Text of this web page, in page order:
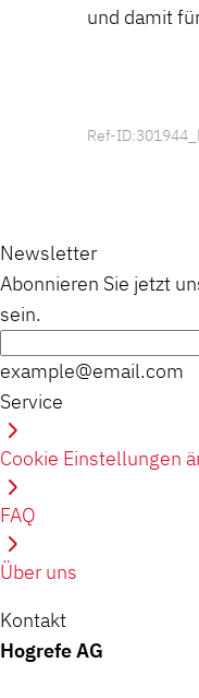
und damit
Ref-
Newsletter
Abonnieren Sie jetzt
sein.
example@email.com
Service
Cookie Einstellungen
FAQ
Über uns
Kontakt
Hogrefe AG